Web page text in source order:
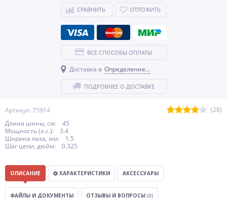
Артикул: 75914
(28)
Длина шины, см: 45
Мощность (л.с.): 3.4
Ширина паза, мм: 1.5
Шаг цепи, дюйм: 0.325
СРАВНИТЬ ОТЛОЖИТЬ
ВСЕ СПОСОБЫ ОПЛАТЫ
Доставка в Определение...
ПОДРОБНЕЕ О ДОСТАВКЕ
ОПИСАНИЕ ХАРАКТЕРИСТИКИ АКСЕССУАРЫ
ФАЙЛЫ И ДОКУМЕНТЫ ОТЗЫВЫ И ВОПРОСЫ (0)